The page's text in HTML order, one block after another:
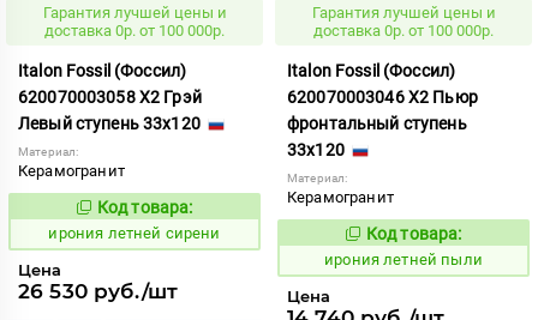
Гарантия лучшей цены и
доставка 0р. от 100 000р.
Italon Fossil (Фоссил)
620070003058 X2 Грэй
Левый ступень 33x120
Материал:
Керамогранит
1099714
Код товара:
ирония летней сирени
Цена
26 530 руб./шт
Гарантия лучшей цены и
доставка 0р. от 100 000р.
Italon Fossil (Фоссил)
620070003046 X2 Пьюр
фронтальный ступень
33x120
Материал:
Керамогранит
1099701
Код товара:
ирония летней пыли
Цена